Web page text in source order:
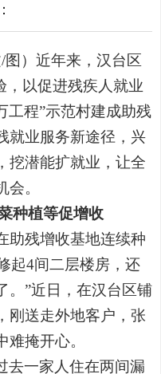
图 ）近年来，汉台区
，以促进残疾人就业
工程”示范村建成助残
就业服务新途径，兴
挖潜能扩就业，让全
。
种植等促增收
残增收基地连续种
起4间二层楼房，还
。”近日，在汉台区铺
刚送走外地客户，张
掩开心。
去一家人住在两间漏